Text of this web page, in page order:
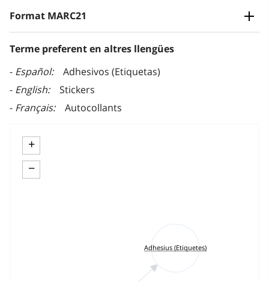
Format MARC21
Terme preferent en altres llengües
Español
Adhesivos (Etiquetas)
English
Stickers
Français
Autocollants
+
−
Adhesius (Etiquetes)